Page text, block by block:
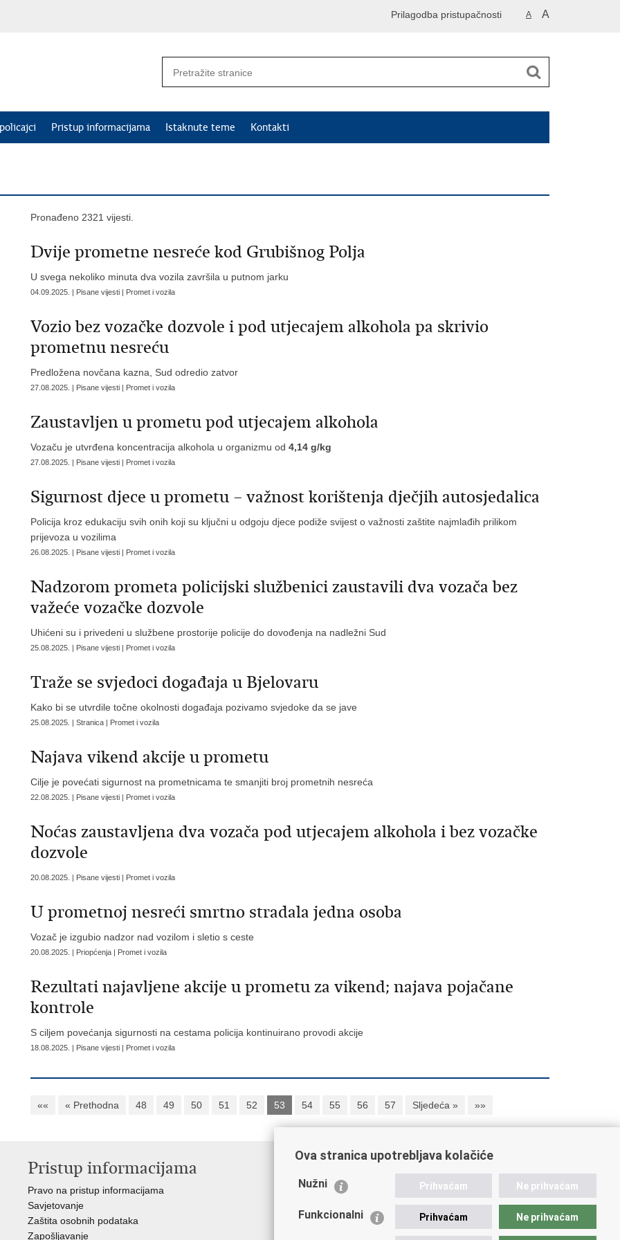
A A
Prilagodba pristupačnosti
Pristup informacijama Istaknute teme Kontakti
Pronađeno 2321 vijesti.
Dvije prometne nesreće kod Grubišnog Polja
U svega nekoliko minuta dva vozila završila u putnom jarku
04.09.2025. | Pisane vijesti | Promet i vozila
Vozio bez vozačke dozvole i pod utjecajem alkohola pa skrivio
prometnu nesreću
Predložena novčana kazna, Sud odredio zatvor
27.08.2025. | Pisane vijesti | Promet i vozila
Zaustavljen u prometu pod utjecajem alkohola
Vozaču je utvrđena koncentracija alkohola u organizmu od 4,14 g/kg
27.08.2025. | Pisane vijesti | Promet i vozila
Sigurnost djece u prometu – važnost korištenja dječjih autosjedalica
Policija kroz edukaciju svih onih koji su ključni u odgoju djece podiže svijest o važnosti zaštite najmlađih prilikom
prijevoza u vozilima
26.08.2025. | Pisane vijesti | Promet i vozila
Nadzorom prometa policijski službenici zaustavili dva vozača bez
važeće vozačke dozvole
Uhićeni su i privedeni u službene prostorije policije do dovođenja na nadležni Sud
25.08.2025. | Pisane vijesti | Promet i vozila
Traže se svjedoci događaja u Bjelovaru
Kako bi se utvrdile točne okolnosti događaja pozivamo svjedoke da se jave
25.08.2025. | Stranica | Promet i vozila
Najava vikend akcije u prometu
Cilje je povećati sigurnost na prometnicama te smanjiti broj prometnih nesreća
22.08.2025. | Pisane vijesti | Promet i vozila
Noćas zaustavljena dva vozača pod utjecajem alkohola i bez vozačke
dozvole
20.08.2025. | Pisane vijesti | Promet i vozila
U prometnoj nesreći smrtno stradala jedna osoba
Vozač je izgubio nadzor nad vozilom i sletio s ceste
20.08.2025. | Priopćenja | Promet i vozila
Rezultati najavljene akcije u prometu za vikend; najava pojačane
kontrole
S ciljem povećanja sigurnosti na cestama policija kontinuirano provodi akcije
18.08.2025. | Pisane vijesti | Promet i vozila
«« « Prethodna 48 49 50 51 52 53 54 55 56 57 Sljedeća » »»
Pristup informacijama
Pravo na pristup informacijama
Savjetovanje
Zaštita osobnih podataka
Zapošljavanje
Važne poveznice
Ministarstvo unutarnjih poslova
Udruge
Ova stranica upotrebljava kolačiće
Nužni Prihvaćam Ne prihvaćam
Funkcionalni Prihvaćam Ne prihvaćam